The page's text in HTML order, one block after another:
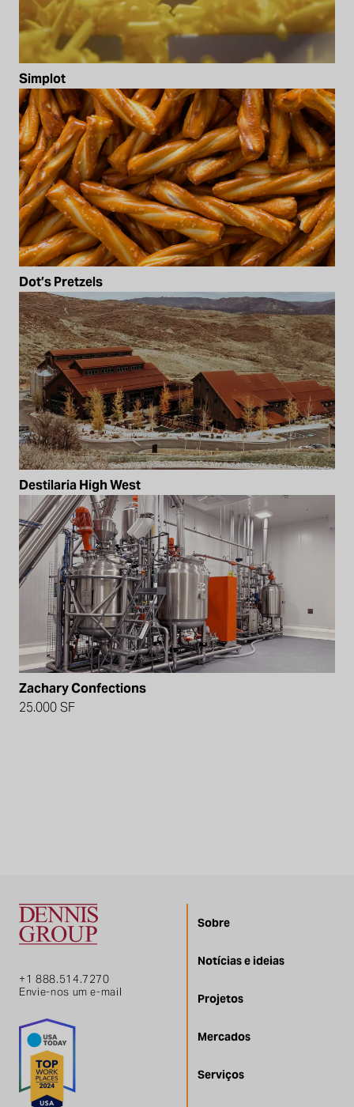
Simplot
Dot’s Pretzels
Destilaria High West
Zachary Confections
25.000 SF
+1 888.514.7270
Envie-nos um e-mail
Sobre
Notícias e ideias
Projetos
Mercados
Serviços